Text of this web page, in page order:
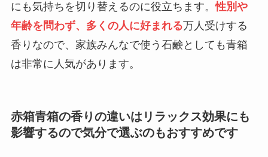
にも気持ちを切り替えるのに役立ちます。性別や
年齢を問わず、多くの人に好まれる万人受けする
香りなので、家族みんなで使う石鹸としても青箱
は非常に人気があります。
赤箱青箱の香りの違いはリラックス効果にも
影響するので気分で選ぶのもおすすめです